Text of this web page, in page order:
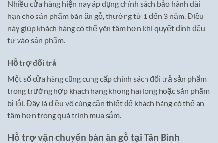
Nhiều cửa hàng hiện nay áp dụng chính sách bảo hành dài
hạn cho sản phẩm bàn ăn gỗ, thường từ 1 đến 3 năm. Điều
này giúp khách hàng có thể yên tâm hơn khi quyết định đầu
tư vào sản phẩm.
Hỗ trợ đổi trả
Một số cửa hàng cũng cung cấp chính sách đổi trả sản phẩm
trong trường hợp khách hàng không hài lòng hoặc sản phẩm
bị lỗi. Đây là điều vô cùng cần thiết để khách hàng có thể an
tâm hơn trong quá trình mua sắm.
Hỗ trợ vận chuyển bàn ăn gỗ tại Tân Bình